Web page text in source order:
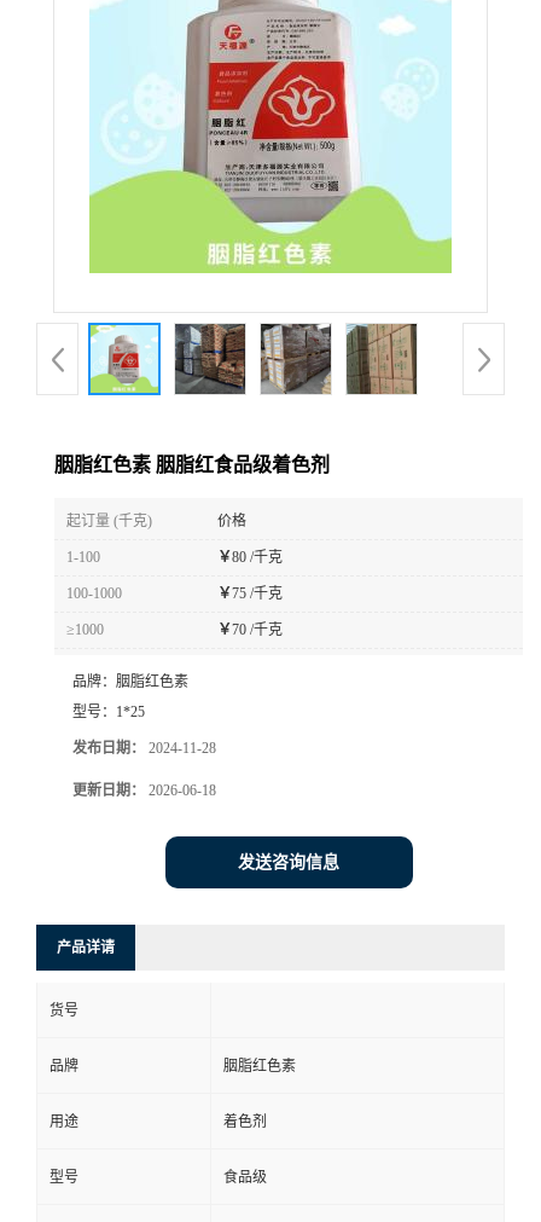
胭脂红色素 胭脂红食品级着色剂
起订量 (千克) 价格
1-100 ￥80 /千克
100-1000 ￥75 /千克
≥1000 ￥70 /千克
品牌： 胭脂红色素
型号： 1*25
发布日期： 2024-11-28
更新日期： 2026-06-18
发送咨询信息
产品详请
货号
品牌 胭脂红色素
用途 着色剂
型号 食品级